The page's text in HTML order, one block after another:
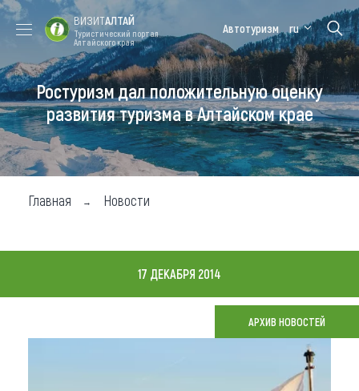
Форум VISIT
ALTAI
Цветение
маральника
Медицинский
форум
Алтайская
зимовка
Туры
Где побывать
Чем заняться
Где остановиться
ВИЗИТАЛТАЙ
Туристический портал
Алтайского края
Автотуризм ru
Ростуризм дал положительную оценку
развития туризма в Алтайском крае
Главная Новости
17 ДЕКАБРЯ 2014
АРХИВ НОВОСТЕЙ